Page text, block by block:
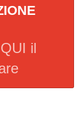
il